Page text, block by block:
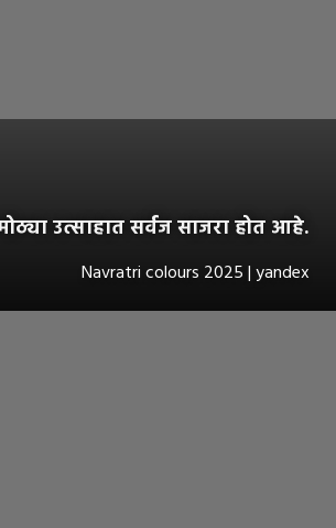
उत्साहात सर्वज साजरा होत आहे.
Navratri colours 2025 | yandex